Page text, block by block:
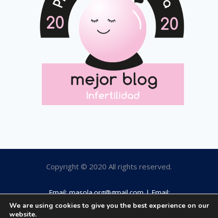
Copyright © 2020 All rights reserved.
Email: masola.org@gmail.com | Email:
rosamaestro2003@hotmail.com | Tfno: 649184063
We are using cookies to give you the best experience on our
website.